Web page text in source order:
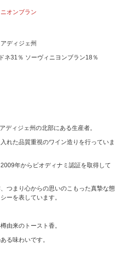
オンブラン
ディジェ州
ネ31％ ソーヴィニヨンブラン18％
ディジェ州の北部にある生産者。
れた品質重視のワイン造りを行っていま
年からビオディナミ認証を取得して
つまり心からの思いのこもった真摯な態
ーを表しています。
由来のトースト香。
る味わいです。